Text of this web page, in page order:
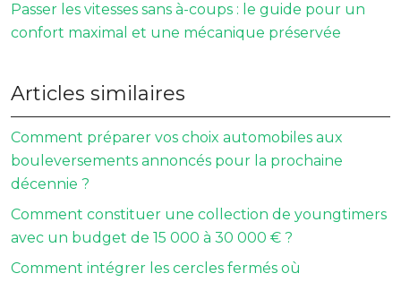
Passer les vitesses sans à-coups : le guide pour un
confort maximal et une mécanique préservée
Articles similaires
Comment préparer vos choix automobiles aux
bouleversements annoncés pour la prochaine
décennie ?
Comment constituer une collection de youngtimers
avec un budget de 15 000 à 30 000 € ?
Comment intégrer les cercles fermés où